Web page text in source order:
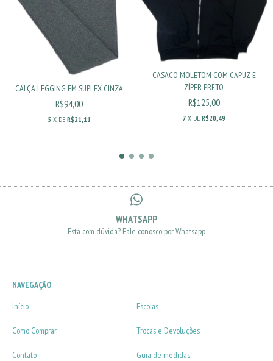
CALÇA LEGGING EM SUPLEX CINZA
R$94,00
5 X DE R$21,11
CASACO MOLETOM COM CAPUZ E
ZÍPER PRETO
R$125,00
7 X DER$20,49
WHATSAPP
Está com dúvida? Fale conosco por Whatsapp
NAVEGAÇÃO
Início
Escolas
Como Comprar Trocas e Devoluções
Contato Guia de medidas